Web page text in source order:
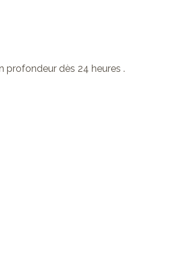
profondeur dès 24 heures ​.